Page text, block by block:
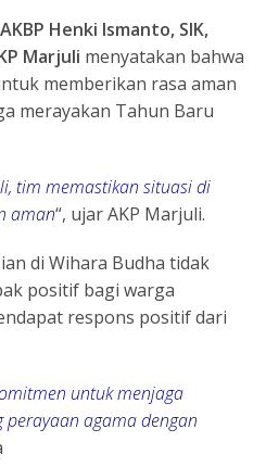
AKBP Henki Ismanto, SIK,
Marjuli menyatakan bahwa
memberikan rasa aman
merayakan Tahun Baru
tim memastikan situasi di
aman“, ujar AKP Marjuli.
di Wihara Budha tidak
positif bagi warga
respons positif dari
untuk menjaga
agama dengan